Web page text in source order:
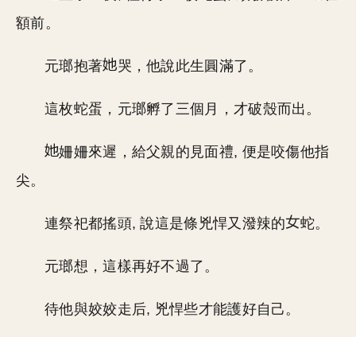
額前。
元瑯抱著 哭，他說此生圓滿了。
這枚蛇蛋，元瑯孵了三個月，才破殼而出。
姍姍來遲，給父親的見面禮, 便是咬傷他指
尖。
連祭祀都搖頭, 說這是條兇悍又潑辣的 蛇。
元瑯想，這樣再好不過了。
待他與姣姣走后, 兇悍些才能護好自己。